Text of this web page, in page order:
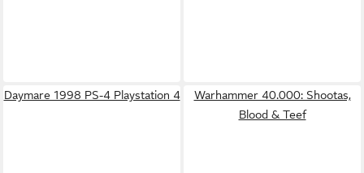
Daymare 1998 PS-4 Playstation 4
Warhammer 40.000: Shootas,
Blood & Teef